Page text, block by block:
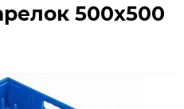
500х500